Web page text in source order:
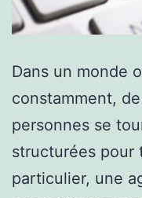
Dans un monde
constamment,
personnes se
structurées pour
particulier, une